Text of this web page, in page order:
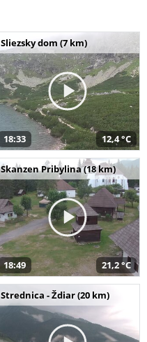
Sliezsky dom (7 km)
18:33 12,4 °C
Skanzen Pribylina (18 km)
18:49 21,2 °C
Strednica - Ždiar (20 km)